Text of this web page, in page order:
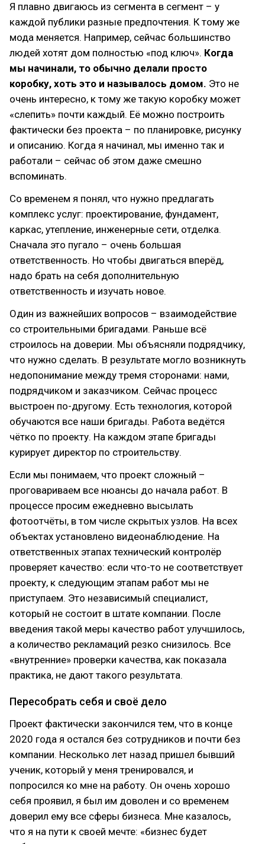
Я плавно двигаюсь из сегмента в сегмент – у
каждой публики разные предпочтения. К тому же
мода меняется. Например, сейчас большинство
людей хотят дом полностью «под ключ». Когда
мы начинали, то обычно делали просто
коробку, хоть это и называлось домом. Это не
очень интересно, к тому же такую коробку может
«слепить» почти каждый. Её можно построить
фактически без проекта – по планировке, рисунку
и описанию. Когда я начинал, мы именно так и
работали – сейчас об этом даже смешно
вспоминать.
Со временем я понял, что нужно предлагать
комплекс услуг: проектирование, фундамент,
каркас, утепление, инженерные сети, отделка.
Сначала это пугало – очень большая
ответственность. Но чтобы двигаться вперёд,
надо брать на себя дополнительную
ответственность и изучать новое.
Один из важнейших вопросов – взаимодействие
со строительными бригадами. Раньше всё
строилось на доверии. Мы объясняли подрядчику,
что нужно сделать. В результате могло возникнуть
недопонимание между тремя сторонами: нами,
подрядчиком и заказчиком. Сейчас процесс
выстроен по-другому. Есть технология, которой
обучаются все наши бригады. Работа ведётся
чётко по проекту. На каждом этапе бригады
курирует директор по строительству.
Если мы понимаем, что проект сложный –
проговариваем все нюансы до начала работ. В
процессе просим ежедневно высылать
фотоотчёты, в том числе скрытых узлов. На всех
объектах установлено видеонаблюдение. На
ответственных этапах технический контролёр
проверяет качество: если что-то не соответствует
проекту, к следующим этапам работ мы не
приступаем. Это независимый специалист,
который не состоит в штате компании. После
введения такой меры качество работ улучшилось,
а количество рекламаций резко снизилось. Все
«внутренние» проверки качества, как показала
практика, не дают такого результата.
Пересобрать себя и своё дело
Проект фактически закончился тем, что в конце
2020 года я остался без сотрудников и почти без
компании. Несколько лет назад пришел бывший
ученик, который у меня тренировался, и
попросился ко мне на работу. Он очень хорошо
себя проявил, я был им доволен и со временем
доверил ему все сферы бизнеса. Мне казалось,
что я на пути к своей мечте: «бизнес будет